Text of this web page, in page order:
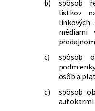
b)
spôsob
lístkov
linkových
médiami
c)
spôsob
osôb a
d)
spôsob
autokarmi